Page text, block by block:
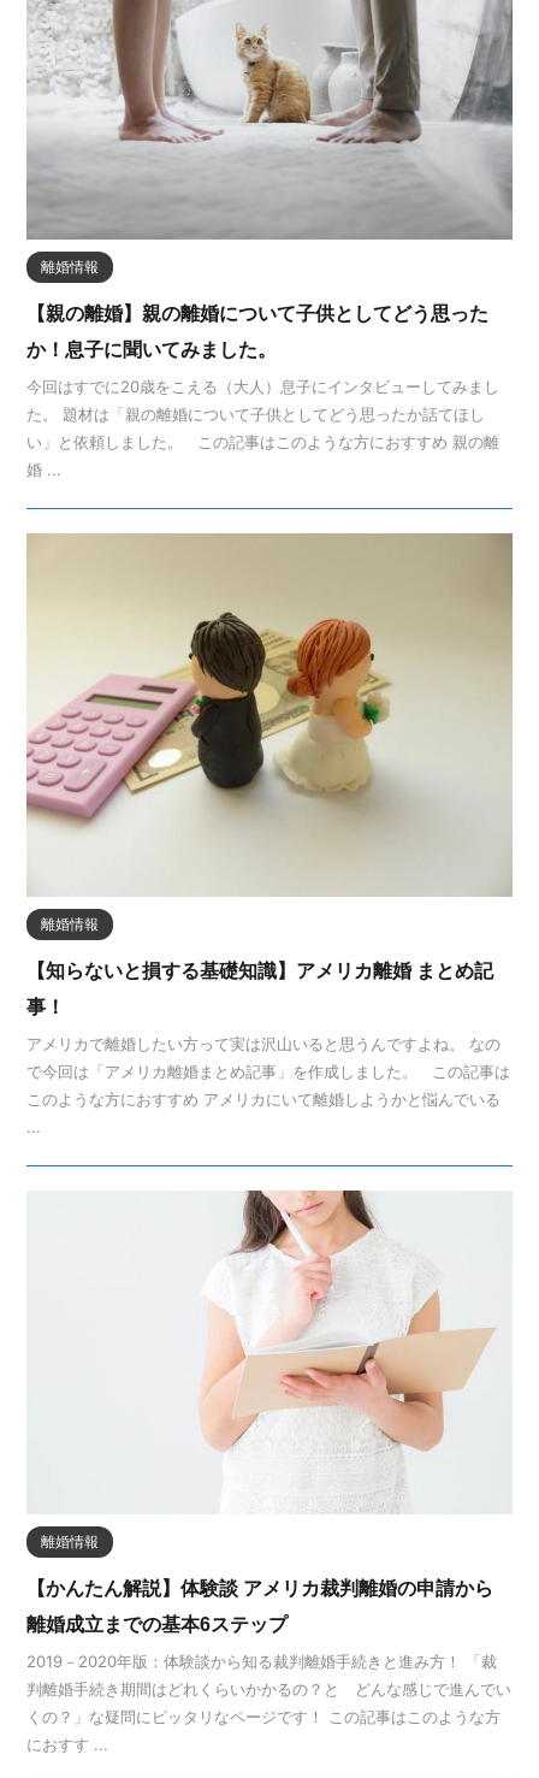
離婚情報
【親の離婚】親の離婚について子供としてどう思った
か！息子に聞いてみました。
今回はすでに20歳をこえる（大人）息子にインタビューしてみまし
た。 題材は「親の離婚について子供としてどう思ったか話てほし
い」と依頼しました。 この記事はこのような方におすすめ 親の離
婚 ...
離婚情報
【知らないと損する基礎知識】アメリカ離婚 まとめ記
事！
アメリカで離婚したい方って実は沢山いると思うんですよね。 なの
で今回は「アメリカ離婚まとめ記事」を作成しました。 この記事は
このような方におすすめ アメリカにいて離婚しようかと悩んでいる
...
離婚情報
【かんたん解説】体験談 アメリカ裁判離婚の申請から
離婚成立までの基本6ステップ
2019－2020年版：体験談から知る裁判離婚手続きと進み方！ 「裁
判離婚手続き期間はどれくらいかかるの？と どんな感じで進んでい
くの？」な疑問にピッタリなページです！ この記事はこのような方
におすす ...